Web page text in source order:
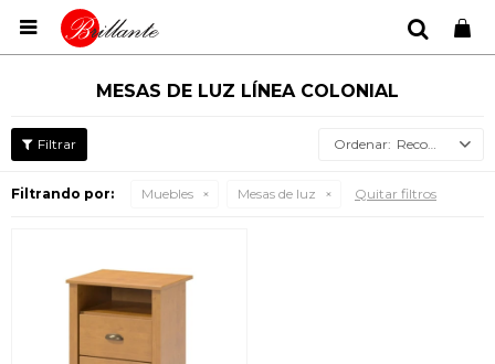

MESAS DE LUZ LÍNEA COLONIAL
Recomendados
Filtrando por: Muebles Mesas de luz Quitar filtros